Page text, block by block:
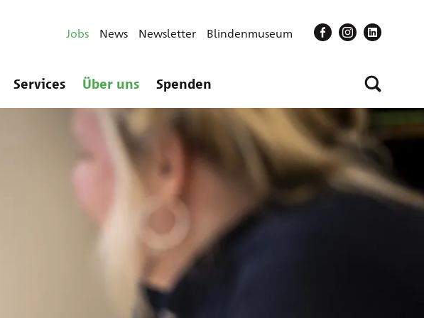
Services Über uns Spenden
Jobs News Newsletter Blindenmuseum